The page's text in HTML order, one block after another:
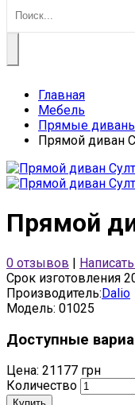
Главная
Мебель
Прямые
Прямой диван
Прямой
0 отзывов |
Срок изготовления
Производитель:Dalio
Модель: 01025
Доступные
Цена: 21177 грн
Количество